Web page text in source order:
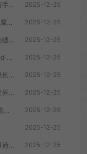
砖红墙下的闺蜜物语 少女的午后逛街手机壁纸 2025-12-25
被白花吻过的静默诗 2B、9S与A2在腐坏钢琴上的手机壁纸 2025-12-25
纽约之战的群星壁垒 复联七人并肩的破晓手机壁纸 2025-12-25
废墟中的暗夜玫瑰 黑寡妇双枪 poised 的战损美学手机壁纸 2025-12-25
阶梯上的紫玫瑰邀约 棕发少女与白绿长裙手机壁纸 2025-12-25
星夜旅伴 红发少女与肩头萌兽的异世界手机壁纸 2025-12-25
暮色锋芒 粉发女战士的独白 紫甲红枪手机壁纸 2025-12-25
2025-12-25
粉发少女的糖果絮语 红制服女孩与薄荷糖手机壁纸 2025-12-25